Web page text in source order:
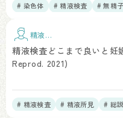
# 染色体 # 精液検査 # 無精子
精液検
査
精液検査どこまで良いと妊
Reprod. 2021)
# 精液検査 # 精液所見 # 総